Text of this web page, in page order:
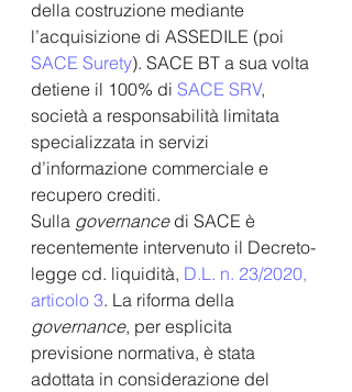
della costruzione mediante
l’acquisizione di ASSEDILE (poi
SACE Surety). SACE BT a sua volta
detiene il 100% di SACE SRV,
società a responsabilità limitata
specializzata in servizi
d’informazione commerciale e
recupero crediti.
Sulla governance di SACE è
recentemente intervenuto il Decreto-
legge cd. liquidità, D.L. n. 23/2020,
articolo 3. La riforma della
governance, per esplicita
previsione normativa, è stata
adottata in considerazione del